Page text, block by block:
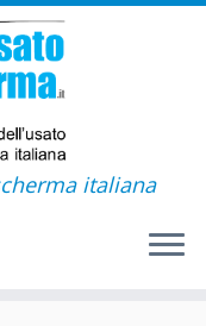
italiana